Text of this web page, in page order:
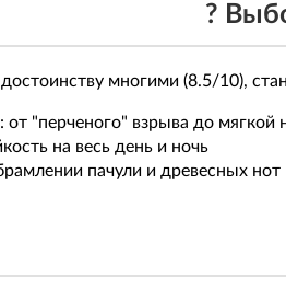
?
многими (8.5/10),
"перченого" взрыва до мягкой
на весь день и ночь
пачули и древесных нот